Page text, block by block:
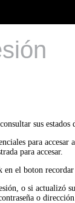
sus estados
para
para accesar.
el boton recordar
o si actualizó
o